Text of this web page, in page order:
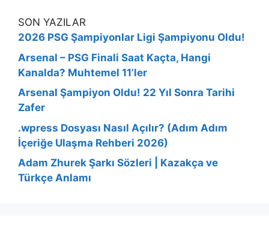
SON YAZILAR
2026 PSG Şampiyonlar Ligi Şampiyonu Oldu!
Arsenal – PSG Finali Saat Kaçta, Hangi
Kanalda? Muhtemel 11’ler
Arsenal Şampiyon Oldu! 22 Yıl Sonra Tarihi
Zafer
.wpress Dosyası Nasıl Açılır? (Adım Adım
İçeriğe Ulaşma Rehberi 2026)
Adam Zhurek Şarkı Sözleri | Kazakça ve
Türkçe Anlamı